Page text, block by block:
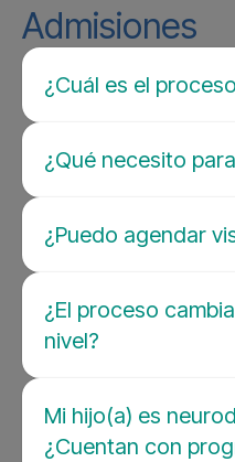
Admisiones
¿Cuál es el
¿Qué necesito
¿Puedo agendar
¿El proceso
nivel?
Mi hijo(a) es
¿Cuentan con